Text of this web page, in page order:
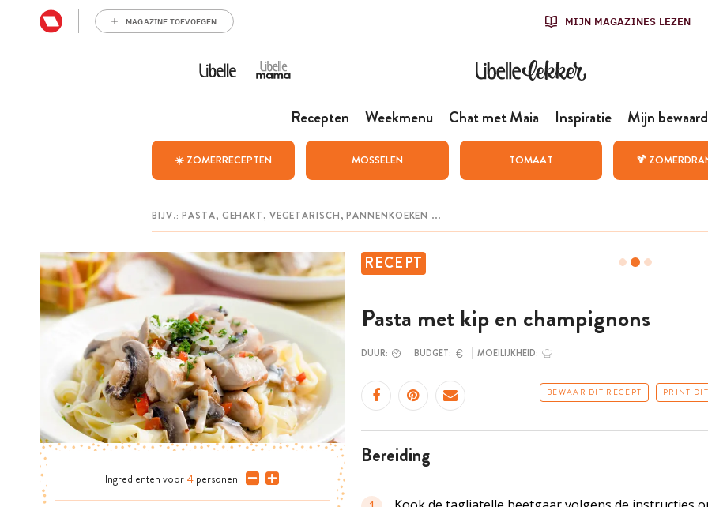
MAGAZINE TOEVOEGEN MIJN MAGAZINES LEZEN
Recepten Weekmenu Chat met Maia Inspiratie Mijn
☀️ ZOMERRECEPTEN MOSSELEN TOMAAT 🍹
RECEPT
Pasta met kip en champignons
DUUR: BUDGET: MOEILIJKHEID:
BEWAAR DIT RECEPT PRINT
bereiding
Ingrediënten voor 4 personen